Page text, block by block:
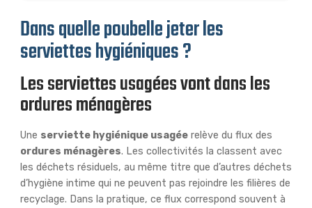
Dans quelle poubelle jeter les
serviettes hygiéniques ?
Les serviettes usagées vont dans les
ordures ménagères
Une serviette hygiénique usagéerelève du flux des
ordures ménagères. Les collectivités la classent avec
les déchets résiduels, au même titre que d’autres déchets
d’hygiène intime qui ne peuvent pas rejoindre les filières de
recyclage. Dans la pratique, ce flux correspond souvent à